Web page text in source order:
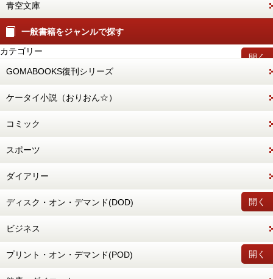
青空文庫
一般書籍をジャンルで探す
開く
カテゴリー
GOMABOOKS復刊シリーズ
ケータイ小説（おりおん☆）
コミック
スポーツ
ダイアリー
開く
ディスク・オン・デマンド(DOD)
ビジネス
開く
プリント・オン・デマンド(POD)